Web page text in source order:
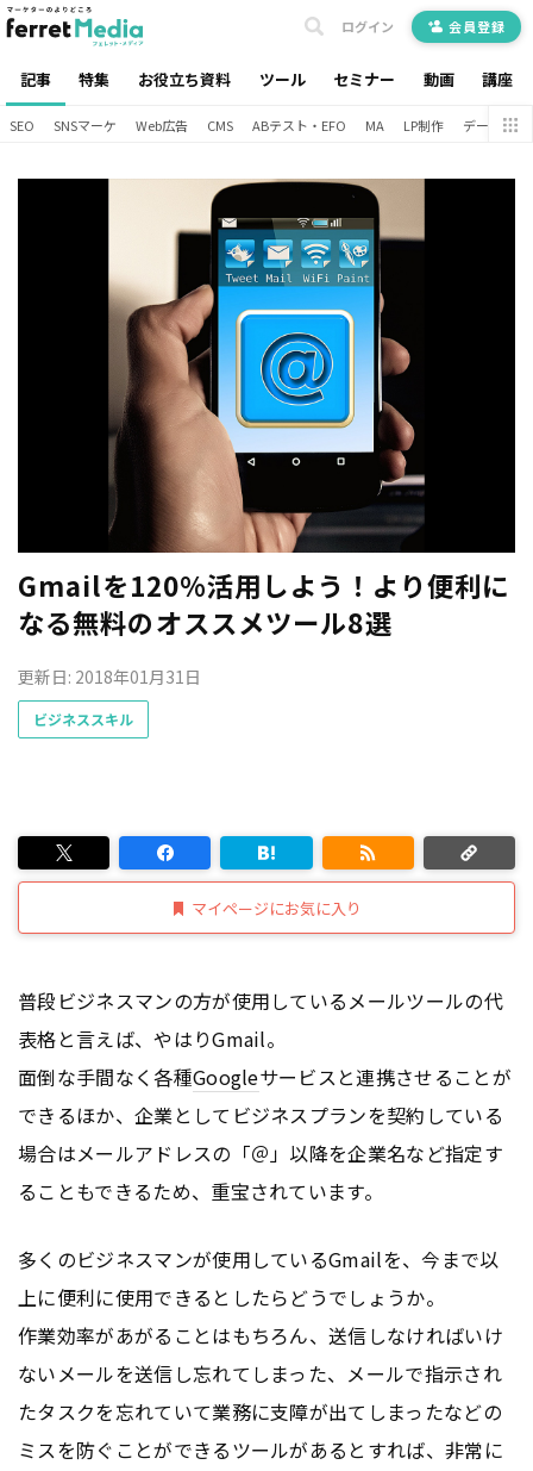
記事 特集 お役立ち資料 ツール セミナー 動画 講座
ログイン 会員登録
SEO SNSマーケ Web広告 CMS ABテスト・EFO MA LP制作 データ分析
Gmailを120%活用しよう！より便利に
なる無料のオススメツール8選
更新日: 2018年01月31日
ビジネススキル
マイページにお気に入り
普段ビジネスマンの方が使用しているメールツールの代
表格と言えば、やはりGmail。
面倒な手間なく各種Googleサービスと連携させることが
できるほか、企業としてビジネスプランを契約している
場合はメールアドレスの「＠」以降を企業名など指定す
ることもできるため、重宝されています。
多くのビジネスマンが使用しているGmailを、今まで以
上に便利に使用できるとしたらどうでしょうか。
作業効率があがることはもちろん、送信しなければいけ
ないメールを送信し忘れてしまった、メールで指示され
たタスクを忘れていて業務に支障が出てしまったなどの
ミスを防ぐことができるツールがあるとすれば、非常に